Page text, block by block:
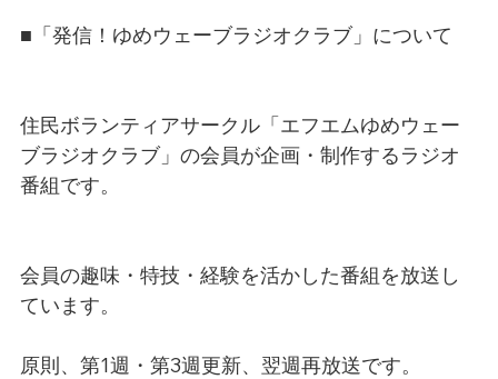
■「発信！ゆめウェーブラジオクラブ」について
住民ボランティアサークル「エフエムゆめウェー
ブラジオクラブ」の会員が企画・制作するラジオ
番組です。
会員の趣味・特技・経験を活かした番組を放送し
ています。
原則、第1週・第3週更新、翌週再放送です。